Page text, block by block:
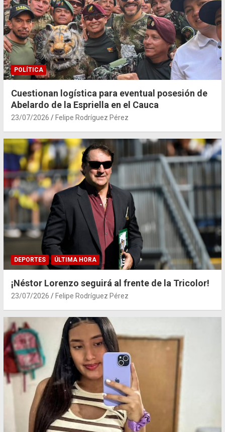
POLÍTICA
Cuestionan logística para eventual posesión de
Abelardo de la Espriella en el Cauca
23/07/2026 Felipe Rodríguez Pérez
DEPORTES ÚLTIMA HORA
¡Néstor Lorenzo seguirá al frente de la Tricolor!
23/07/2026 Felipe Rodríguez Pérez